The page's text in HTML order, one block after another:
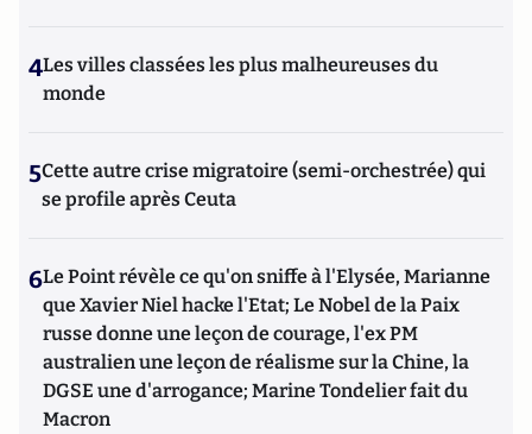
4Les villes classées les plus malheureuses du
monde
5Cette autre crise migratoire (semi-orchestrée) qui
se profile après Ceuta
6Le Point révèle ce qu'on sniffe à l'Elysée, Marianne
que Xavier Niel hacke l'Etat; Le Nobel de la Paix
russe donne une leçon de courage, l'ex PM
australien une leçon de réalisme sur la Chine, la
DGSE une d'arrogance; Marine Tondelier fait du
Macron